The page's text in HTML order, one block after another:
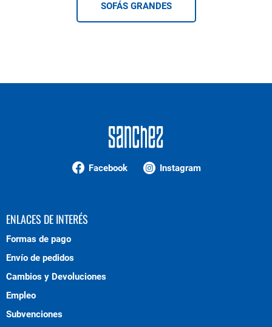
SOFÁS GRANDES
Facebook Instagram
ENLACES DE INTERÉS
Formas de pago
Envío de pedidos
Cambios y Devoluciones
Empleo
Subvenciones